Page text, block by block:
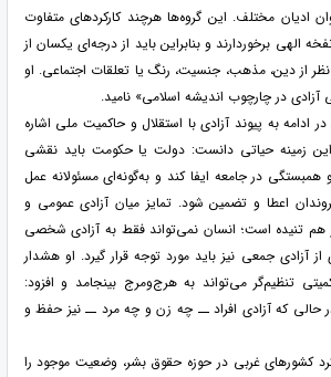
ادیان مختلف. این گروه‌ها هرچند کارکردهای متفاوت
الهی برخوردارند و بنابراین باید از درجه‌ای یکسان از
از دین، مذهب، جنسیت، رنگ یا تعلقات اجتماعی. او
آزادی در چارچوب اندیشه اسلامی» نامید.
در ادامه به پیوند آزادی با استقلال و حاکمیت ملی اشاره
زمینه حیاتی دانست: دولت یا حکومت باید نقشی
در جامعه ایفا کند و به‌گونه‌ای مسئولانه عمل
اعطا و تضمین شود. تمایز میان آزادی عمومی و
تنیده است؛ انسان نمی‌تواند فقط به آزادی شخصی
آزادی جمعی نیز باید مورد توجه قرار گیرد. او هشدار
تنظیم‌گر می‌تواند به هرج‌ومرج بینجامد و افزود:
حالی که آزادی افراد ــ چه زن و چه مرد ــ نیز حفظ و
کشورهای غربی در حوزه حقوق بشر، وضعیت موجود را